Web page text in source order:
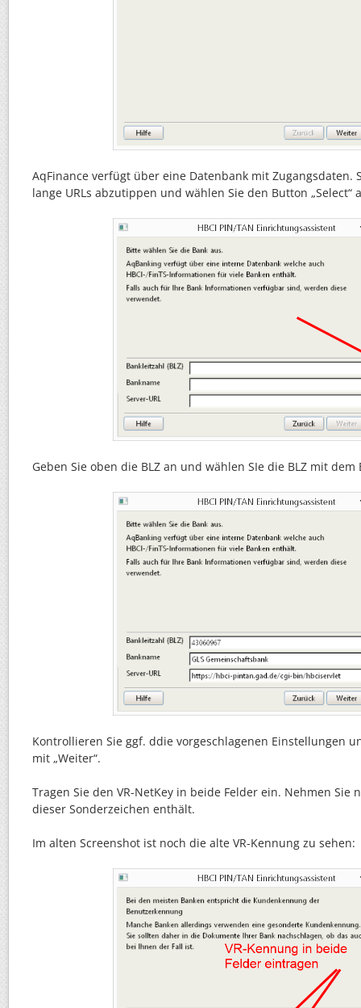
AqFinance verfügt über eine Datenbank mit Zugangsdaten.
lange URLs abzutippen und wählen Sie den Button „Select“
Geben Sie oben die BLZ an und wählen SIe die BLZ mit dem
Kontrollieren Sie ggf. ddie vorgeschlagenen Einstellungen
mit „Weiter“.
Tragen Sie den VR-NetKey in beide Felder ein. Nehmen Sie
dieser Sonderzeichen enthält.
Im alten Screenshot ist noch die alte VR-Kennung zu sehen: